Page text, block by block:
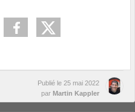
Publié le 25 mai 2022
par Martin Kappler